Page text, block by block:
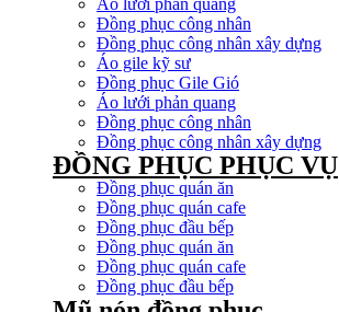
Áo lưới phản quang
Đồng phục công nhân
Đồng phục công nhân xây dựng
Áo gile kỹ sư
Đồng phục Gile Gió
Áo lưới phản quang
Đồng phục công nhân
Đồng phục công nhân xây dựng
ĐỒNG PHỤC PHỤC VỤ
Đồng phục quán ăn
Đồng phục quán cafe
Đồng phục đầu bếp
Đồng phục quán ăn
Đồng phục quán cafe
Đồng phục đầu bếp